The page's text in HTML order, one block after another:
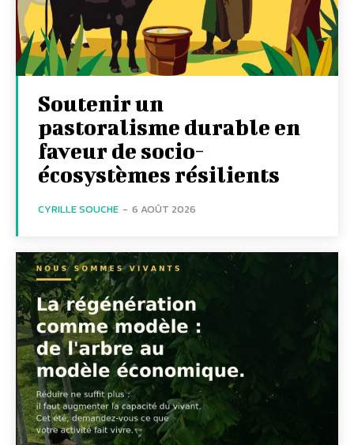
Soutenir un
pastoralisme durable en
faveur de socio-
écosystèmes résilients
CYRILLE SOUCHE - 6 AOÛT 2026